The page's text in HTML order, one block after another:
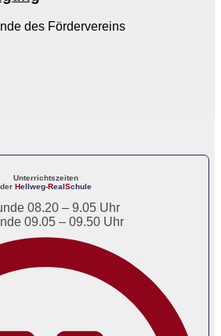
des Fördervereins
Unterrichtszeiten
der Hellweg-RealSchule
08.20 – 9.05 Uhr
09.05 – 09.50 Uhr